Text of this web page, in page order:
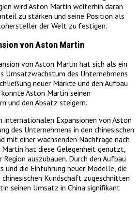
wird Aston Martin weiterhin daran
zu stärken und seine Position als
der Welt zu festigen.
von Aston Martin
von Aston Martin hat sich als ein
Umsatzwachstum des Unternehmens
neuer Märkte und den Aufbau
Aston Martin seinen
und den Absatz steigern.
internationalen Expansionen von Aston
des Unternehmens in den chinesischen
mit einer wachsenden Nachfrage nach
hat diese Gelegenheit genutzt,
auszubauen. Durch den Aufbau
und die Einführung neuer Modelle, die
Kundschaft zugeschnitten
seinen Umsatz in China signifikant